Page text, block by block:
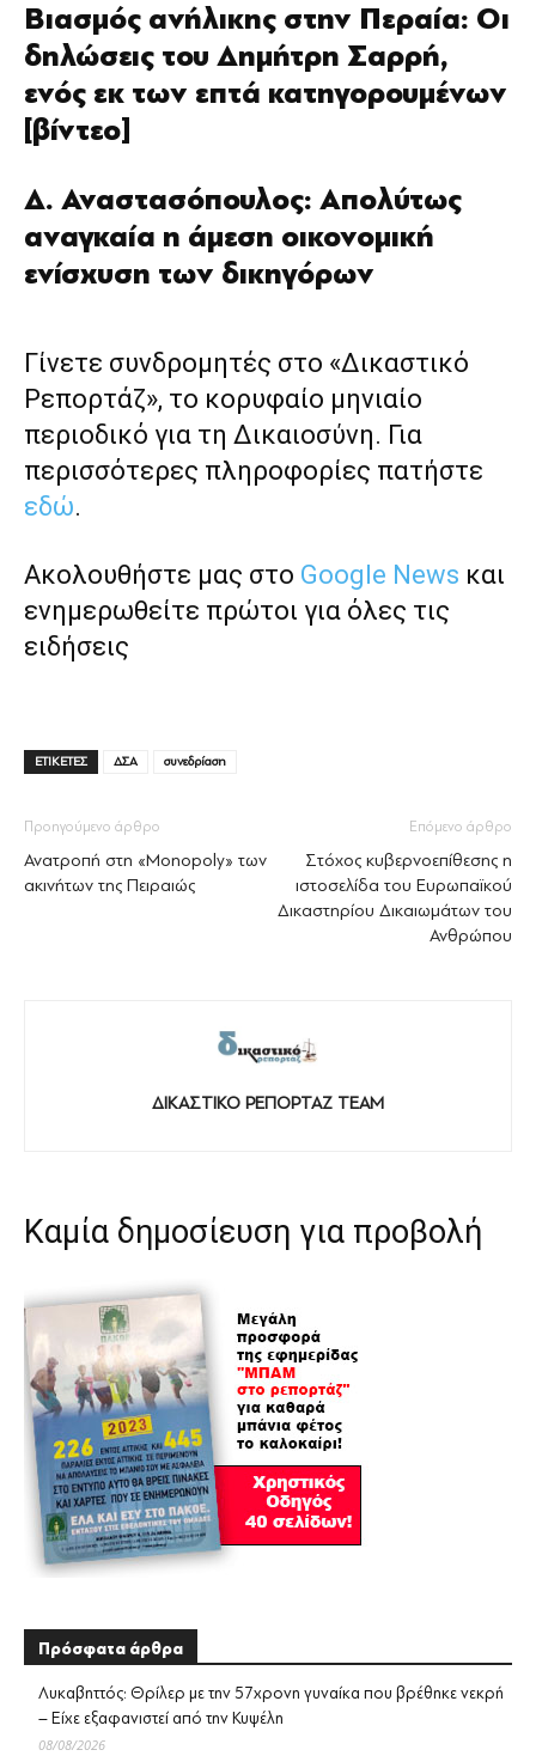
Βιασμός ανήλικης στην Περαία: Οι
δηλώσεις του Δημήτρη Σαρρή,
ενός εκ των επτά κατηγορουμένων
[βίντεο]
Δ. Αναστασόπουλος: Απολύτως
αναγκαία η άμεση οικονομική
ενίσχυση των δικηγόρων
Γίνετε συνδρομητές στο «Δικαστικό
Ρεπορτάζ», το κορυφαίο μηνιαίο
περιοδικό για τη Δικαιοσύνη. Για
περισσότερες πληροφορίες πατήστε
εδώ.
Ακολουθήστε μας στο Google News και
ενημερωθείτε πρώτοι για όλες τις
ειδήσεις
ΕΤΙΚΕΤΕΣ ΔΣΑ συνεδρίαση
Προηγούμενο άρθρο
Ανατροπή στη «Monopoly» των
ακινήτων της Πειραιώς
Επόμενο άρθρο
Στόχος κυβερνοεπίθεσης η
ιστοσελίδα του Ευρωπαϊκού
Δικαστηρίου Δικαιωμάτων του
Ανθρώπου
ΔΙΚΑΣΤΙΚΟ ΡΕΠΟΡΤΑΖ TEAM
Καμία δημοσίευση για προβολή
Πρόσφατα άρθρα
Λυκαβηττός: Θρίλερ με την 57χρονη γυναίκα που βρέθηκε νεκρή
– Είχε εξαφανιστεί από την Κυψέλη
08/08/2026